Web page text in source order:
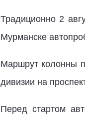
Традиционно 2
Мурманске
Маршрут колонны
дивизии на
Перед стартом